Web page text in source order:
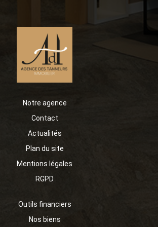
et deux chambres à l'étage. Les
se projeter et pouvant être
projet. Pour plus d'informations ou
contactez votre agence Agence des
Notre agence
Contact
Actualités
Plan du site
Mentions légales
RGPD
Outils financiers
Nos biens